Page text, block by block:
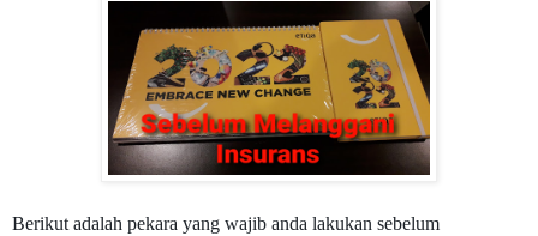
Berikut adalah pekara yang wajib anda lakukan sebelum